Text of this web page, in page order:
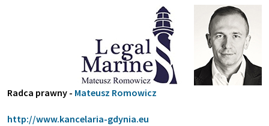
Radca prawny - Mateusz Romowicz
http://www.kancelaria-gdynia.eu